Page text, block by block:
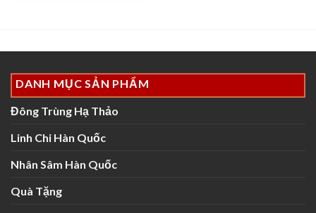
DANH MỤC SẢN PHẨM
Đông Trùng Hạ Thảo
Linh Chi Hàn Quốc
Nhân Sâm Hàn Quốc
Quà Tặng